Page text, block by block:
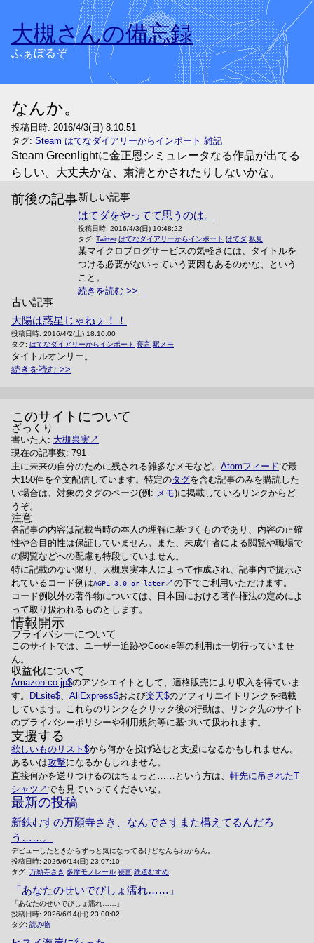
大槻さんの備忘録
ふぁぼるぞ
なんか。
投稿日時: 2016/4/3(日) 8:10:51
タグ: Steam はてなダイアリーからインポート 雑記
Steam Greenlightに金正恩シミュレータなる作品が出てる
らしい。大丈夫かな、粛清とかされたりしないかな。
前後の記事新しい記事
はてダをやってて思うのは。
投稿日時: 2016/4/3(日) 10:48:22
タグ: Twitter はてなダイアリーからインポート はてダ 私見
某マイクロブログサービスの気軽さには、タイトルを
つける必要がないっていう要因もあるのかな、という
こと。
続きを読む
古い記事
大陽は惑星じゃねぇ！！
投稿日時: 2016/4/2(土) 18:10:00
タグ: はてなダイアリーからインポート 寝言 駅メモ
タイトルオンリー。
続きを読む
このサイトについて
ざっくり
書いた人: 大槻泉実
現在の記事数: 791
主に未来の自分のために残される雑多なメモなど。 Atomフィードで最
大150件を全文配信しています。特定のタグを含む記事のみを購読した
い場合は、対象のタグのページ(例: メモ)に掲載しているリンクからど
うぞ。
注意
各記事の内容は記載当時の本人の理解に基づくものであり、内容の正確
性や合目的性は保証していません。また、未成年者による閲覧や職場で
の閲覧などへの配慮も特段していません。
特に記載のない限り、大槻泉実本人によって作成され、記事内で提示さ
れているコード例はAGPL-3.0-or-later
の下でご利用いただけます。
コード例以外の著作物については、日本国における著作権法の定めによ
って取り扱われるものとします。
情報開示
プライバシーについて
このサイトでは、ユーザー追跡やCookie等の利用は一切行っていませ
ん。
収益化について
Amazon.co.jp のアソシエイトとして、適格販売により収入を得ていま
す。
DLsite 、 AliExpress および楽天 のアフィリエイトリンクを掲載
しています。これらのリンクをクリック後の行動は、リンク先のサイト
のプライバシーポリシーや利用規約等に基づいて扱われます。
支援する
欲しいものリスト
から何かを投げ込むと支援になるかもしれません。
あるいは攻撃になるかもしれません。
直接何かを送りつけるのはちょっと……という方は、 軒先に吊されたT
シャツ
でも見ていってくださいな。
最新の投稿
新鉄むすの万願寺さき、なんでさすまた構えてるんだろ
う……。
デビューしたときからずっと気になってるけどなんもわからん。
投稿日時: 2026/6/14(日) 23:07:10
タグ: 万願寺さき 多摩モノレール 寝言 鉄道むすめ
「あなたのせいでびしょ濡れ……」
「あなたのせいでびしょ濡れ……」
投稿日時: 2026/6/14(日) 23:00:02
タグ: 読み物